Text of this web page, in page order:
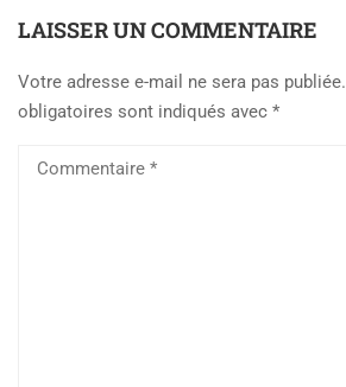
LAISSER UN COMMENTAIRE
Votre adresse e-mail ne sera pas publiée.
obligatoires sont indiqués avec *